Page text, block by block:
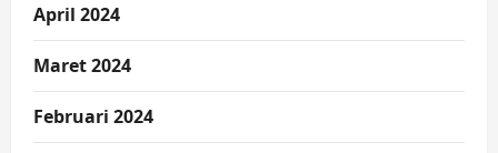
April 2024
Maret 2024
Februari 2024